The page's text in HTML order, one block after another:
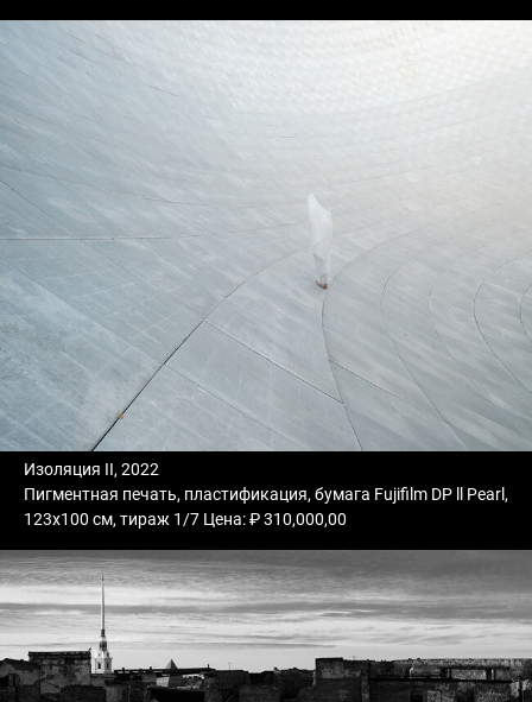
Изоляция II, 2022
Пигментная печать, пластификация, бумага Fujifilm DP ll Pearl,
123х100 см, тираж 1/7 Цена: ₽ 310,000,00